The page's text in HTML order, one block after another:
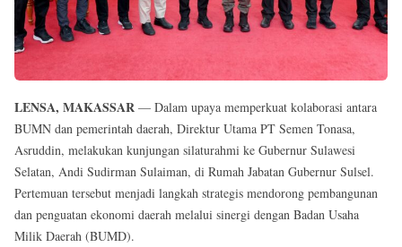
LENSA, MAKASSAR — Dalam upaya memperkuat kolaborasi antara
BUMN dan pemerintah daerah, Direktur Utama PT Semen Tonasa,
Asruddin, melakukan kunjungan silaturahmi ke Gubernur Sulawesi
Selatan, Andi Sudirman Sulaiman, di Rumah Jabatan Gubernur Sulsel.
Pertemuan tersebut menjadi langkah strategis mendorong pembangunan
dan penguatan ekonomi daerah melalui sinergi dengan Badan Usaha
Milik Daerah (BUMD).